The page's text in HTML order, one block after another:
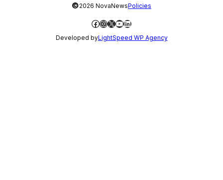
©2026 NovaNewsPolicies
Facebook
Instagram
X YouTube
LinkedIn
Developed byLightSpeed WP Agency